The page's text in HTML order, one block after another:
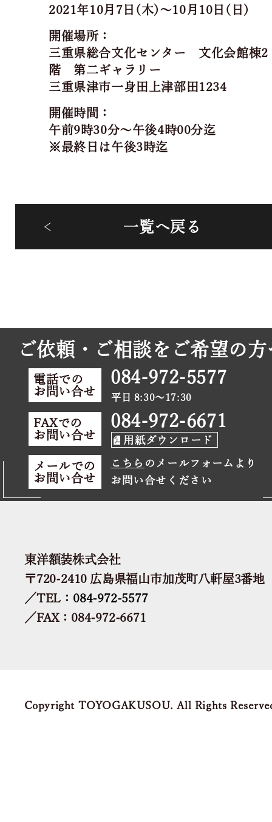
2021年10月7日(木)～10月10日(日)
開催場所：
三重県総合文化センター 文化会館棟2
階 第二ギャラリー
三重県津市一身田上津部田1234
開催時間：
午前9時30分～午後4時00分迄
※最終日は午後3時迄
一覧へ戻る
ご依頼・ご相談をご希望の方
電話での
お問い合せ
084-972-5577
平日 8:30～17:30
FAXでの
お問い合せ
084-972-6671
用紙ダウンロード
メールでの
お問い合せ
こちら のメールフォームより
お問い合せください
東洋額装株式会社
〒720-2410 広島県福山市加茂町八軒屋3番地
／TEL： 084-972-5577
／FAX：084-972-6671
Copyright TOYOGAKUSOU. All Rights